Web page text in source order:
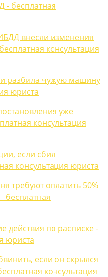
- бесплатная
внесли изменения
консультация
разбила чужую машину
юриста
уже
консультация
если сбил
консультация юриста
требуют оплатить 50%
бесплатная
действия по расписке -
юриста
если он скрылся
консультация